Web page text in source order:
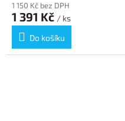
1 150 Kč bez DPH
1 391 Kč / ks
Do košíku